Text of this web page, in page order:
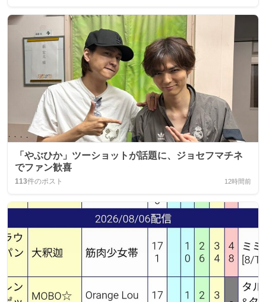
「やぶひか」ツーショットが話題に、ジョセフマチネ
でファン歓喜
113件のポスト 12時間前